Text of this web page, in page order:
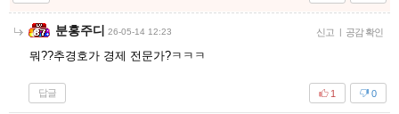
분홍주디 26-05-14 12:23 신고 | 공감 확인
뭐??추경호가 경제 전문가?ㅋㅋㅋ
답글 0
1